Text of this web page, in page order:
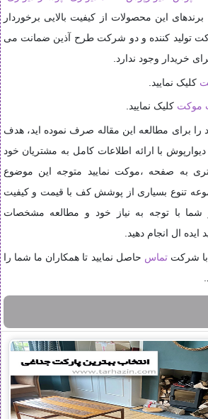
این محصولات از کیفیت بالایی برخوردار
تولید کننده و دو شرکت طرح آذین ضمانت می
خریدار وجود ندارد.
کلیک نمایید.
موکت کلیک نمایید.
برای مطالعه این مقاله صرف نموده اید، هدف
با ارائه اطلاعات کامل به مشتریان خود
به صفحه ،موکت نمایید متوجه این موضوع
تنوع بسیاری از پوشش کف با قیمت و کیفیت
شما با توجه به نیاز خود و مطالعه مشخصات
ال انجام دهید.
با شرکت تماس حاصل نمایید تا همکاران ما شما را